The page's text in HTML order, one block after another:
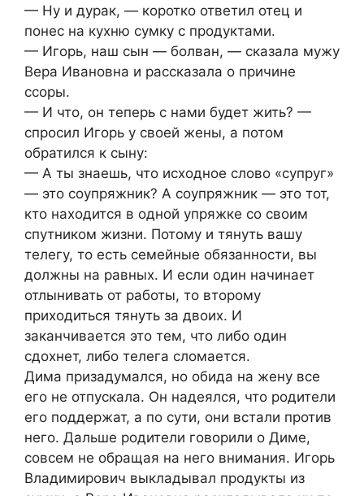
— Ну и дурак, — коротко ответил отец и
понес на кухню сумку с продуктами.
— Игорь, наш сын — болван, — сказала мужу
Вера Ивановна и рассказала о причине
ссоры.
— И что, он теперь с нами будет жить? —
спросил Игорь у своей жены, а потом
обратился к сыну:
— А ты знаешь, что исходное слово «супруг»
— это соупряжник? А соупряжник — это тот,
кто находится в одной упряжке со своим
спутником жизни. Потому и тянуть вашу
телегу, то есть семейные обязанности, вы
должны на равных. И если один начинает
отлынивать от работы, то второму
приходиться тянуть за двоих. И
заканчивается это тем, что либо один
сдохнет, либо телега сломается.
Дима призадумался, но обида на жену все
его не отпускала. Он надеялся, что родители
его поддержат, а по сути, они встали против
него. Дальше родители говорили о Диме,
совсем не обращая на него внимания. Игорь
Владимирович выкладывал продукты из